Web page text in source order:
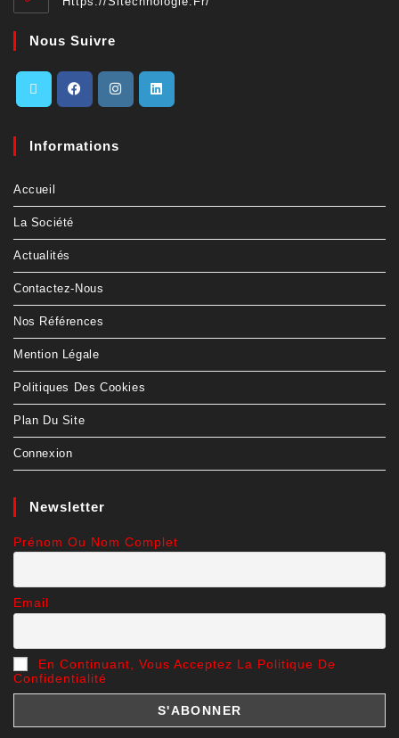
Nous Suivre
Informations
Accueil
La Société
Actualités
Contactez-Nous
Nos Références
Mention Légale
Politiques Des Cookies
Plan Du Site
Connexion
Newsletter
Prénom Ou Nom Complet
Email
En Continuant, Vous Acceptez La Politique De
Confidentialité